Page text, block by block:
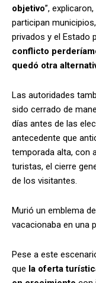
objetivo”,
participan
privados y el Estado
conflicto
quedó otra
Las autoridades
sido cerrado de
días antes de las
antecedente que
temporada alta, con
turistas, el cierre
de los visitantes.
Murió un emblema
vacacionaba en una
Pese a este
que la oferta